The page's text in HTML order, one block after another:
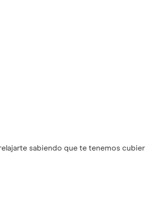
sabiendo que te tenemos